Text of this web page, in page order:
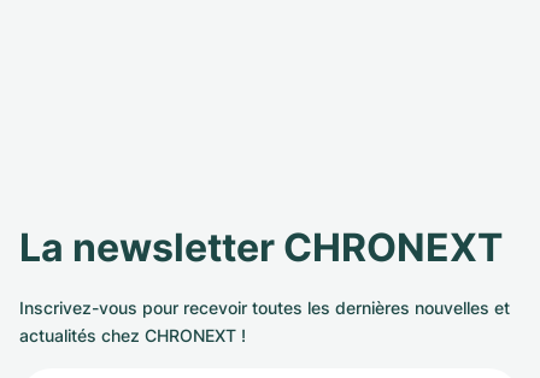
La newsletter CHRONEXT
Inscrivez-vous pour recevoir toutes les dernières nouvelles et
actualités chez CHRONEXT !